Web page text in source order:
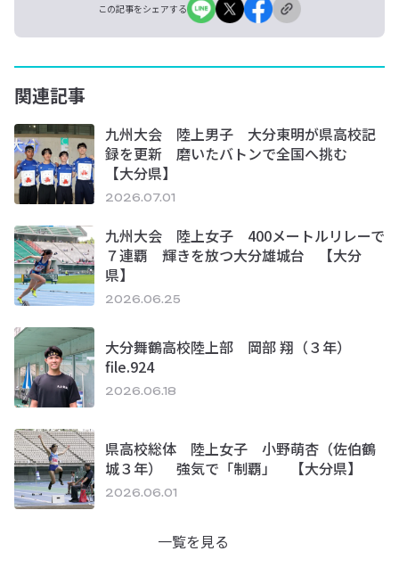
この記事をシェアする
関連記事
九州大会 陸上男子 大分東明が県高校記
録を更新 磨いたバトンで全国へ挑む
【大分県】
2026.07.01
九州大会 陸上女子 400メートルリレーで
７連覇 輝きを放つ大分雄城台 【大分
県】
2026.06.25
大分舞鶴高校陸上部 岡部 翔（３年）
file.924
2026.06.18
県高校総体 陸上女子 小野萌杏（佐伯鶴
城３年） 強気で「制覇」 【大分県】
2026.06.01
一覧を見る